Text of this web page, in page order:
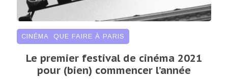
CINÉMA QUE FAIRE À PARIS
Le premier festival de cinéma 2021
pour (bien) commencer l’année